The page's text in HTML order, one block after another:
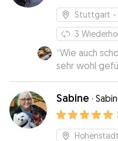
Stuttgart -
3
“Wie auch
sehr wohl
wir sind sehr
dass in der
Teddy auch
kann. Chris ist
liebevoll mit
Sabine ·
Hohenstadt